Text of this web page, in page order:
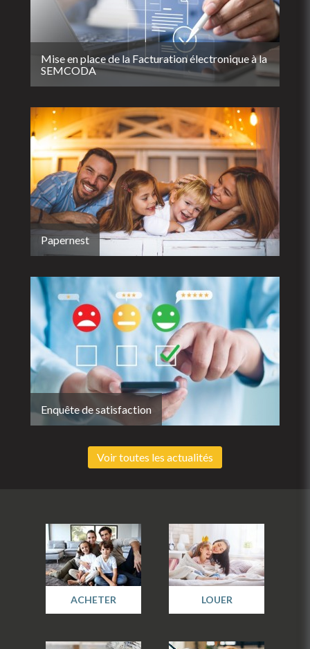
Mise en place de la Facturation électronique à la
SEMCODA
Papernest
Enquête de satisfaction
Voir toutes les actualités
ACHETER LOUER